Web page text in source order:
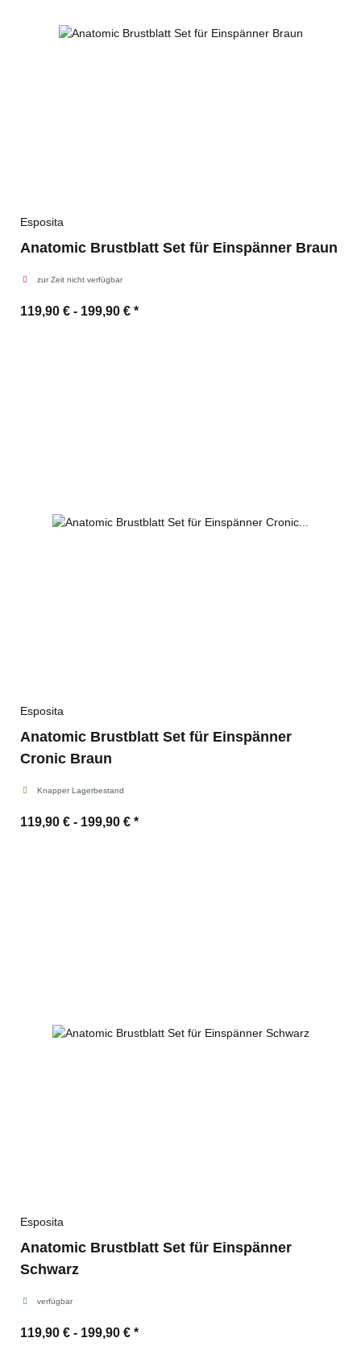
Esposita
Anatomic Brustblatt Set für Einspänner Braun
zur Zeit nicht verfügbar
119,90 € - 199,90 € *
Esposita
Anatomic Brustblatt Set für Einspänner
Cronic Braun
Knapper Lagerbestand
119,90 € - 199,90 € *
Esposita
Anatomic Brustblatt Set für Einspänner
Schwarz
verfügbar
119,90 € - 199,90 € *